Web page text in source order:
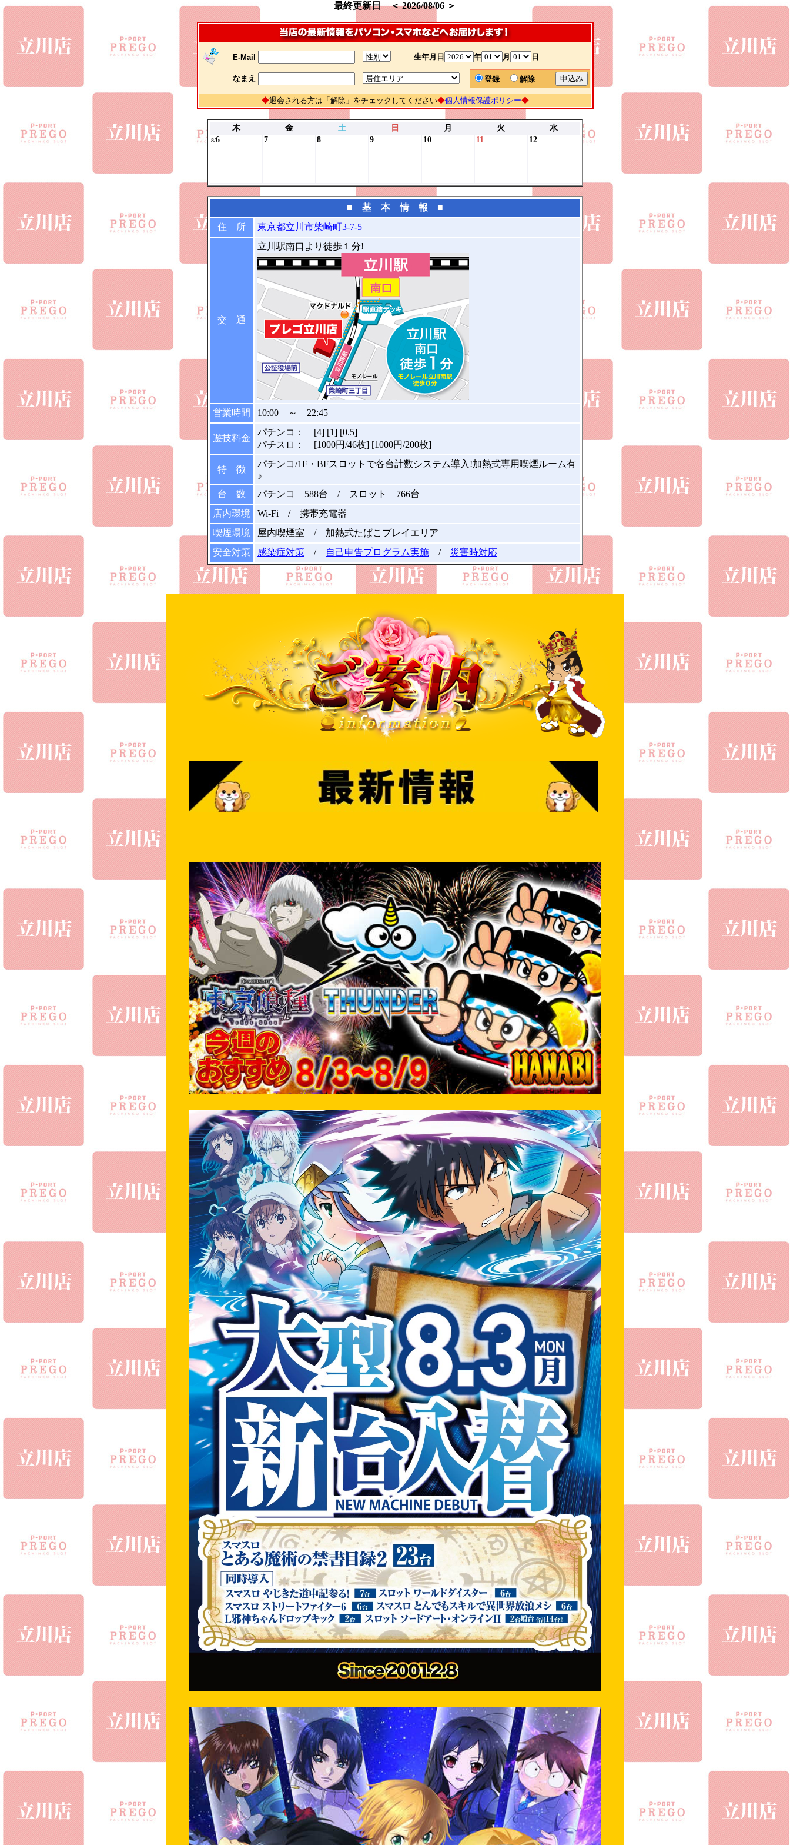
最終更新日 ＜ 2026/08/06 ＞
E-Mail 生年月日 年 月 日
なまえ 登録 解除
◆退会される方は「解除」をチェックしてください◆個人情報保護ポリシー◆
木 金 土 日 月 火 水
8/6 7 8 9 10 11 12
■ 基 本 情 報 ■
住 所
東京都立川市柴崎町3-7-5
交 通
立川駅南口より徒歩１分!
営業時間 10:00 ～ 22:45
遊技料金
パチンコ： [4] [1] [0.5]
パチスロ： [1000円/46枚] [1000円/200枚]
特 徴
パチンコ/1F・BFスロットで各台計数システム導入!加熱式専用喫煙ルーム有
♪
台 数
パチンコ 588台 / スロット 766台
店内環境
Wi-Fi / 携帯充電器
喫煙環境
屋内喫煙室 / 加熱式たばこプレイエリア
安全対策
感染症対策 / 自己申告プログラム実施 / 災害時対応